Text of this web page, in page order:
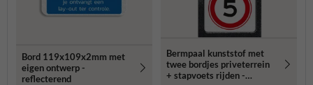
Bord 119x109x2mm met
eigen ontwerp -
reflecterend
Bermpaal kunststof met
twee bordjes priveterrein
+ stapvoets rijden -